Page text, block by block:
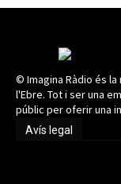
© Imagina Ràdio és
l'Ebre. Tot i ser una
públic per oferir una
Avís legal